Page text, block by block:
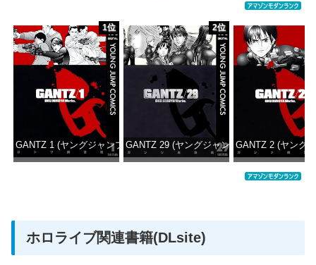
1位
GANTZ 1 (ヤングジャンプコミックスDIGITAL)
2位
GANTZ 29 (ヤングジャンプコミックス
GANTZ 2 (ヤング
ホロライブ関連書籍(DLsite)